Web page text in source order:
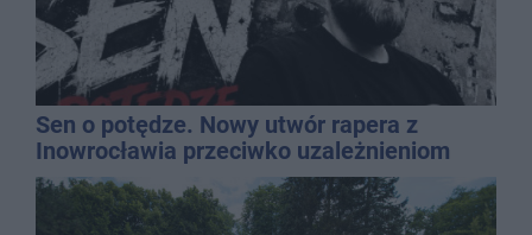
Sen o potędze. Nowy utwór rapera z
Inowrocławia przeciwko uzależnieniom